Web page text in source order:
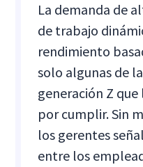
La demanda de
de trabajo
rendimiento
solo algunas de
generación Z
por cumplir. Sin
los gerentes
entre los